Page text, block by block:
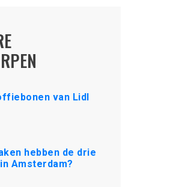
van Lidl
hebben de drie
Amsterdam?